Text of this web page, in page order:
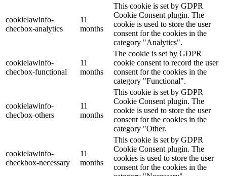
cookielawinfo-
checbox-analytics
11
months
This cookie is set by GDPR
Cookie Consent plugin. The
cookie is used to store the user
consent for the cookies in the
category "Analytics".
cookielawinfo-
checbox-functional
11
months
The cookie is set by GDPR
cookie consent to record the user
consent for the cookies in the
category "Functional".
cookielawinfo-
checbox-others
11
months
This cookie is set by GDPR
Cookie Consent plugin. The
cookie is used to store the user
consent for the cookies in the
category "Other.
cookielawinfo-
checkbox-necessary
11
months
This cookie is set by GDPR
Cookie Consent plugin. The
cookies is used to store the user
consent for the cookies in the